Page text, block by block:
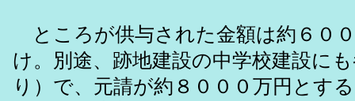
ところが供与された金額は約６０
け。別途、跡地建設の中学校建設に
り）で、元請が約８０００万円とす